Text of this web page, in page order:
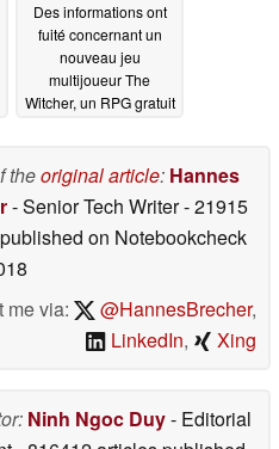
Des informations ont
fuité concernant un
nouveau jeu
multijoueur The
Witcher, un RPG gratuit
theoriginal article: Hannes
- Senior Tech Writer- 21915
on Notebookcheck
me via:
@HannesBrecher,
LinkedIn, Xing
Ninh Ngoc Duy- Editorial